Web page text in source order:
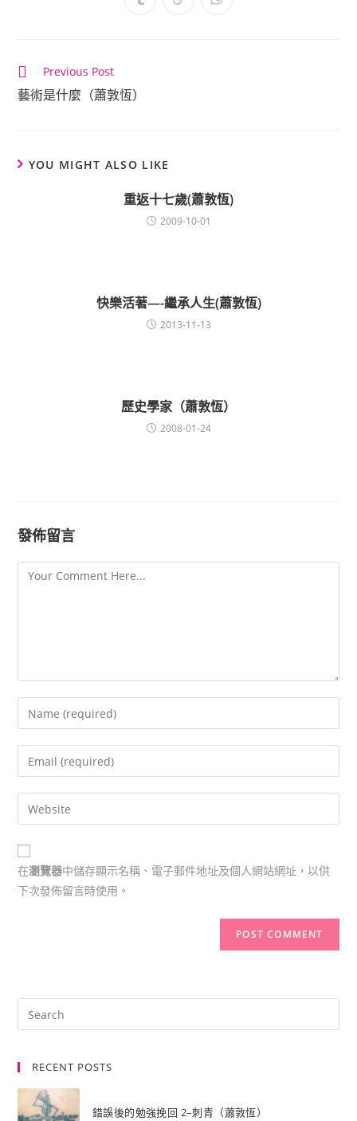
Continue
Reading
Previous Post
藝術是什麼（蕭敦恆）
YOU MIGHT ALSO LIKE
重返十七歲(蕭敦恆)
2009-10-01
快樂活著—-繼承人生(蕭敦恆)
2013-11-13
歷史學家（蕭敦恆）
2008-01-24
發佈留言
在瀏覽器中儲存顯示名稱、電子郵件地址及個人網站網址，以供
下次發佈留言時使用。
RECENT POSTS
錯誤後的勉強挽回 2–刺青（蕭敦恆）